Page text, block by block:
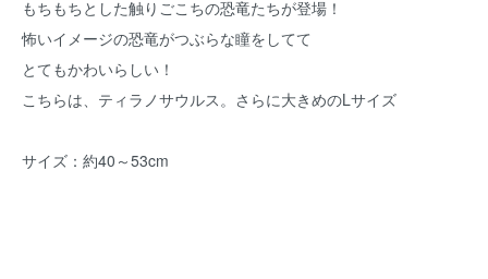
もちもちとした触りごこちの恐竜たちが登場！
怖いイメージの恐竜がつぶらな瞳をしてて
とてもかわいらしい！
こちらは、ティラノサウルス。さらに大きめのLサイズ
サイズ：約40～53cm